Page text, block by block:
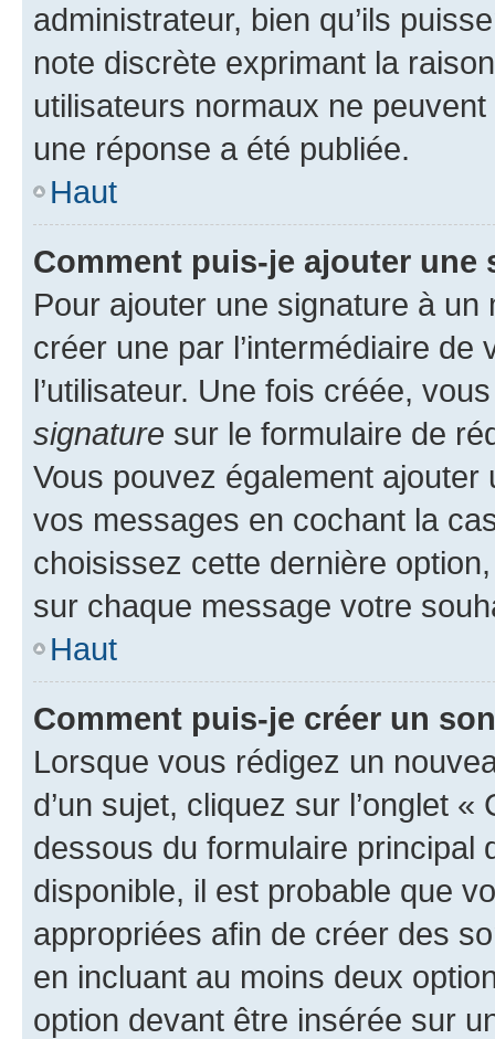
administrateur, bien qu’ils
note discrète exprimant la
utilisateurs normaux ne
une réponse a été publiée.
Haut
Comment puis-je ajouter une
Pour ajouter une signature à un
créer une par l’intermédiaire
l’utilisateur. Une fois créée,
signature sur le formulaire de
Vous pouvez également
vos messages en cochant la
choisissez cette dernière
sur chaque message votre
Haut
Comment puis-je créer un
Lorsque vous rédigez un
d’un sujet, cliquez sur l’onglet
dessous du formulaire principal
disponible, il est probable que
appropriées afin de créer des
en incluant au moins deux
option devant être insérée sur